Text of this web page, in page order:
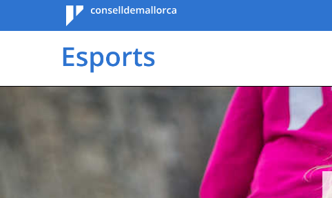
Consell de
Mallorca